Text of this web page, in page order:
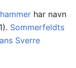
har navn
Sommerfeldts
Sverre